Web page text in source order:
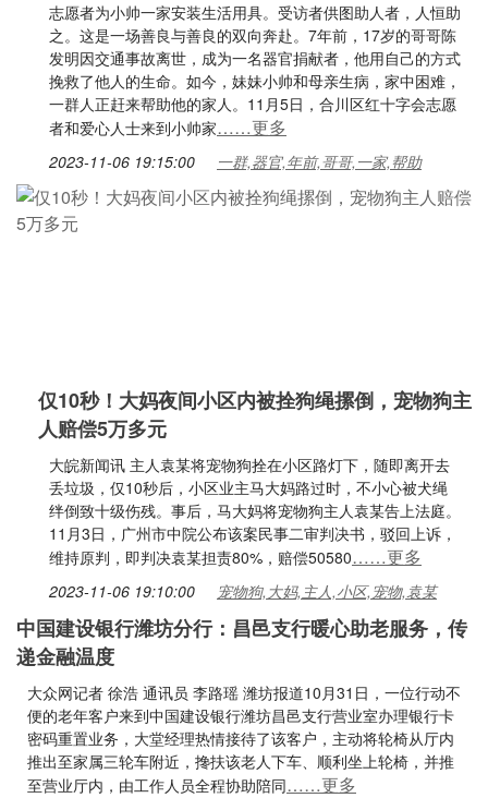
志愿者为小帅一家安装生活用具。受访者供图助人者，人恒助
之。这是一场善良与善良的双向奔赴。7年前，17岁的哥哥陈
发明因交通事故离世，成为一名器官捐献者，他用自己的方式
挽救了他人的生命。如今，妹妹小帅和母亲生病，家中困难，
一群人正赶来帮助他的家人。11月5日，合川区红十字会志愿
者和爱心人士来到小帅家……更多
2023-11-06 19:15:00 一群,器官,年前,哥哥,一家,帮助
仅10秒！大妈夜间小区内被拴狗绳摞倒，宠物狗主
人赔偿5万多元
大皖新闻讯 主人袁某将宠物狗拴在小区路灯下，随即离开去
丢垃圾，仅10秒后，小区业主马大妈路过时，不小心被犬绳
绊倒致十级伤残。事后，马大妈将宠物狗主人袁某告上法庭。
11月3日，广州市中院公布该案民事二审判决书，驳回上诉，
维持原判，即判决袁某担责80%，赔偿50580……更多
2023-11-06 19:10:00 宠物狗,大妈,主人,小区,宠物,袁某
中国建设银行潍坊分行：昌邑支行暖心助老服务，传
递金融温度
大众网记者 徐浩 通讯员 李路瑶 潍坊报道10月31日，一位行动不
便的老年客户来到中国建设银行潍坊昌邑支行营业室办理银行卡
密码重置业务，大堂经理热情接待了该客户，主动将轮椅从厅内
推出至家属三轮车附近，搀扶该老人下车、顺利坐上轮椅，并推
至营业厅内，由工作人员全程协助陪同……更多